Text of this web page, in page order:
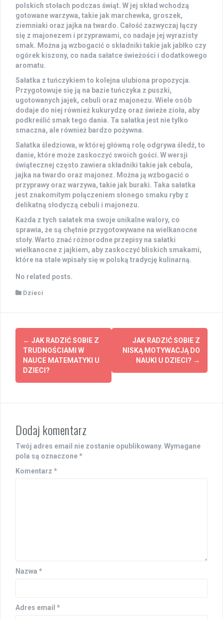
polskich stołach podczas świąt. W jej skład wchodzą
gotowane warzywa, takie jak marchewka, groszek,
ziemniaki oraz jajka na twardo. Całość zazwyczaj łączy
się z majonezem i przyprawami, co nadaje jej wyrazisty
smak. Można ją wzbogacić o składniki takie jak jabłko czy
ogórek kiszony, co nada sałatce świeżości i dodatkowego
aromatu.
Sałatka z tuńczykiem to kolejna ulubiona propozycja.
Przygotowuje się ją na bazie tuńczyka z puszki,
ugotowanych jajek, cebuli oraz majonezu. Wiele osób
dodaje do niej również kukurydzę oraz świeże zioła, aby
podkreślić smak tego dania. Ta sałatka jest nie tylko
smaczna, ale również bardzo pożywna.
Sałatka śledziowa, w której główną rolę odgrywa śledź, to
danie, które może zaskoczyć swoich gości. W wersji
świątecznej często zawiera składniki takie jak cebula,
jajka na twardo oraz majonez. Można ją wzbogacić o
przyprawy oraz warzywa, takie jak buraki. Taka sałatka
jest znakomitym połączeniem słonego smaku ryby z
delikatną słodyczą cebuli i majonezu.
Każda z tych sałatek ma swoje unikalne walory, co
sprawia, że są chętnie przygotowywane na wielkanocne
stoły. Warto znać różnorodne przepisy na sałatki
wielkanocne z jajkiem, aby zaskoczyć bliskich smakami,
które na stałe wpisały się w polską tradycję kulinarną.
No related posts.
Dzieci
Post
navigation
← JAK RADZIĆ SOBIE Z
TRUDNOŚCIAMI W
NAUCE MATEMATYKI U
DZIECI?
JAK RADZIĆ SOBIE Z
NISKĄ MOTYWACJĄ DO
NAUKI U DZIECI? →
Dodaj komentarz
Twój adres email nie zostanie opublikowany. Wymagane
pola są oznaczone*
Komentarz *
Nazwa *
Adres email *